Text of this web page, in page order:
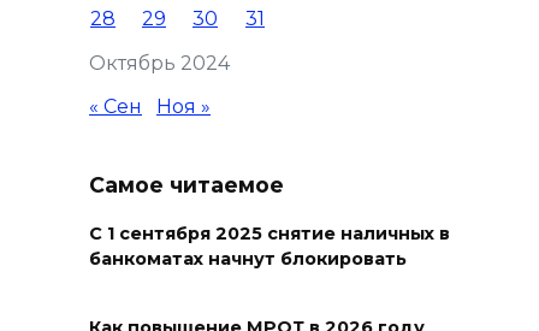
перегрузку: ростовчан
предупредили о рисках
05 августа 2026 18:37
Зарядка со стражем порядка
Октябрь 2024
28
29 30 31
« Сен Ноя »
Самое читаемое
С 1 сентября 2025 снятие наличных в
банкоматах начнут блокировать